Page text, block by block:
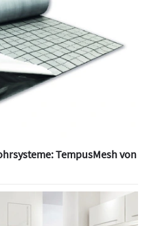
TempusMesh von